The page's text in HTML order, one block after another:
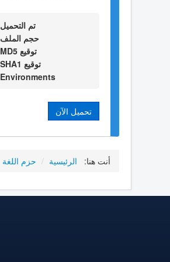
تم التحميل
حجم الملف
توقيع MD5
توقيع SHA1
Environments
تحميل الآن
أنت هنا: الرئيسية / حزم اللغة